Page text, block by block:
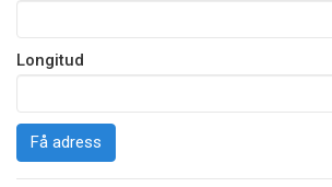
Longitud
Få adress